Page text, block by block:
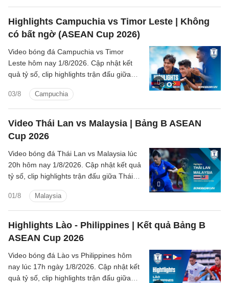
Highlights Campuchia vs Timor Leste | Không
có bất ngờ (ASEAN Cup 2026)
03/8 Campuchia
Video bóng đá Campuchia vs Timor
Leste hôm nay 1/8/2026. Cập nhật kết
quả tỷ số, clip highlights trận đấu giữa
ASEAN Cup 2026).
Video Thái Lan vs Malaysia | Bảng B ASEAN
Cup 2026
01/8 Malaysia
Video bóng đá Thái Lan vs Malaysia lúc
20h hôm nay 1/8/2026. Cập nhật kết quả
tỷ số, clip highlights trận đấu giữa Thái
2026).
Highlights Lào - Philippines | Kết quả Bảng B
ASEAN Cup 2026
Video bóng đá Lào vs Philippines hôm
nay lúc 17h ngày 1/8/2026. Cập nhật kết
quả tỷ số, clip highlights trận đấu giữa